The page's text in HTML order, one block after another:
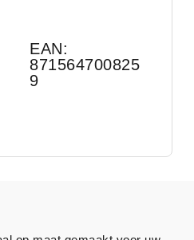
EAN:
871564700825
9